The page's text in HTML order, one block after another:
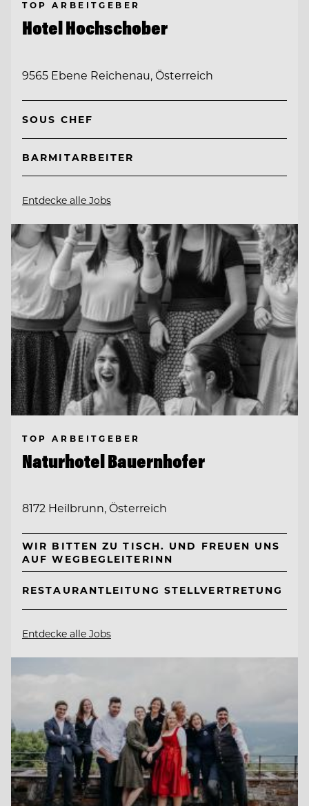
TOP ARBEITGEBER
Hotel Hochschober
9565 Ebene Reichenau, Österreich
SOUS CHEF
BARMITARBEITER
Entdecke alle Jobs
TOP ARBEITGEBER
Naturhotel Bauernhofer
8172 Heilbrunn, Österreich
WIR BITTEN ZU TISCH. UND FREUEN UNS
AUF WEGBEGLEITERINN
RESTAURANTLEITUNG STELLVERTRETUNG
Entdecke alle Jobs